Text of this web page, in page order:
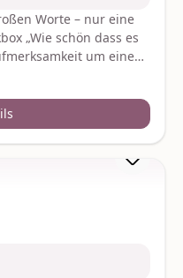
Worte – nur eine
„Wie schön dass es
um einem
Danke zu sagen.
(200 ml) lädt zu
ein während ein
Genussaugenblicke
durch eine
aufs Neue ein Lächeln
ggf. gleich-
Str. 2838176